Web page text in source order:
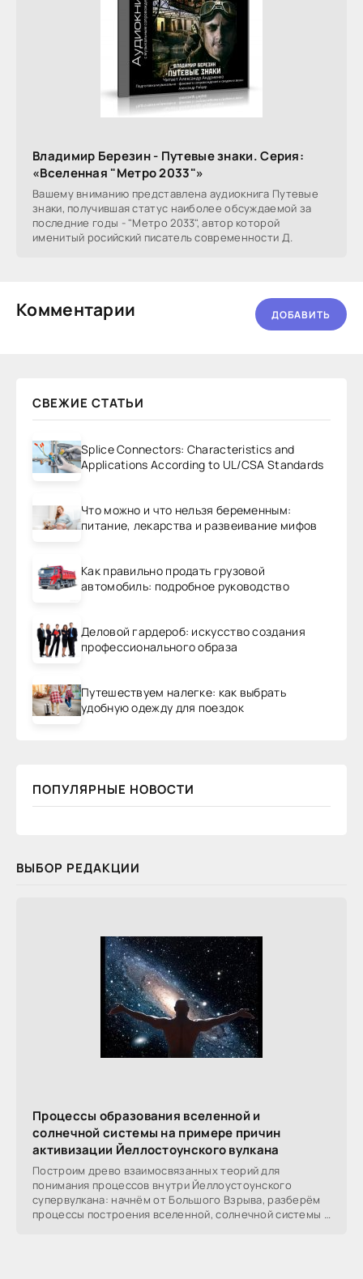
Владимир Березин - Путевые знаки. Серия:
«Вселенная "Метро 2033"»
Вашему вниманию представлена аудиокнига Путевые
знаки, получившая статус наиболее обсуждаемой за
последние годы - "Метро 2033", автор которой
именитый росийский писатель современности Д.
Комментарии ДОБАВИТЬ
СВЕЖИЕ СТАТЬИ
Splice Connectors: Characteristics and
Applications According to UL/CSA Standards
Что можно и что нельзя беременным:
питание, лекарства и развеивание мифов
Как правильно продать грузовой
автомобиль: подробное руководство
Деловой гардероб: искусство создания
профессионального образа
Путешествуем налегке: как выбрать
удобную одежду для поездок
ПОПУЛЯРНЫЕ НОВОСТИ
ВЫБОР РЕДАКЦИИ
Процессы образования вселенной и
солнечной системы на примере причин
активизации Йеллостоунского вулкана
Построим древо взаимосвязанных теорий для
понимания процессов внутри Йеллоустоунского
супервулкана: начнём от Большого Взрыва, разберём
процессы построения вселенной, солнечной системы в